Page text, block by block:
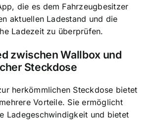
die es dem Fahrzeugbesitzer
aktuellen Ladestand und die
Ladezeit zu überprüfen.
zwischen Wallbox und
Steckdose
herkömmlichen Steckdose bietet
Vorteile. Sie ermöglicht
Ladegeschwindigkeit und bietet